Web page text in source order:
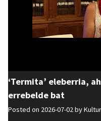
‘Termita’ eleberria,
errebelde bat
Posted on 2026-07-02 by